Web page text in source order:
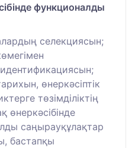
функционалды
селекциясын;
өнеркәсіптік
төзімділіктің
өнеркәсібінде
саңырауқұлақтар
бастапқы